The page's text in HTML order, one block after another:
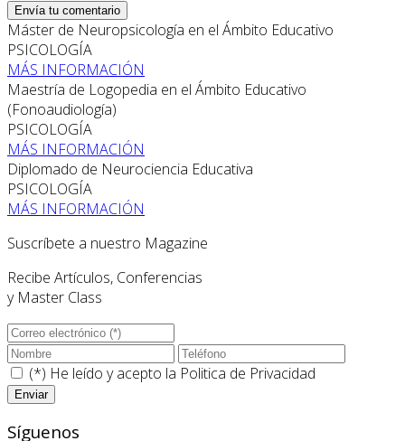
Envía tu comentario
Máster de Neuropsicología en el Ámbito Educativo
PSICOLOGÍA
MÁS INFORMACIÓN
Maestría de Logopedia en el Ámbito Educativo
(Fonoaudiología)
PSICOLOGÍA
MÁS INFORMACIÓN
Diplomado de Neurociencia Educativa
PSICOLOGÍA
MÁS INFORMACIÓN
Suscríbete a nuestro Magazine
Recibe Artículos, Conferencias
y Master Class
(*) He leído y acepto la Politica de Privacidad
Síguenos